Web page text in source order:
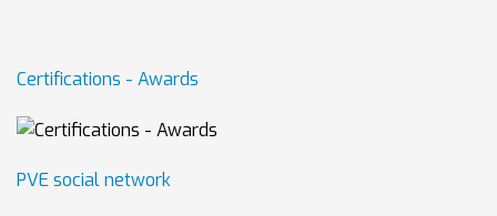
Certifications - Awards
PVE social network